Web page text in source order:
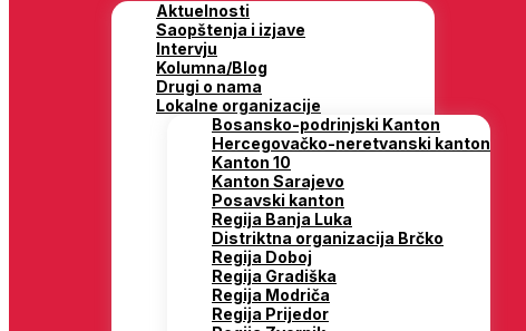
Aktuelnosti
Saopštenja i izjave
Intervju
Kolumna/Blog
Drugi o nama
Lokalne organizacije
Bosansko-podrinjski Kanton
Hercegovačko-neretvanski kanton
Kanton 10
Kanton Sarajevo
Posavski kanton
Regija Banja Luka
Distriktna organizacija Brčko
Regija Doboj
Regija Gradiška
Regija Modriča
Regija Prijedor